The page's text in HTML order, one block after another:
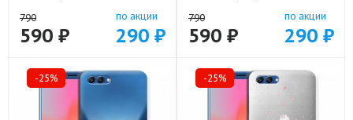
790
590 ₽
по акции
290 ₽
790
590 ₽
по акции
290 ₽
-25% -25%